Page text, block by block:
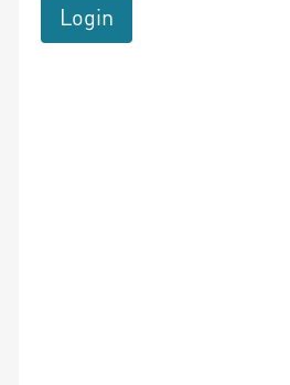
Login